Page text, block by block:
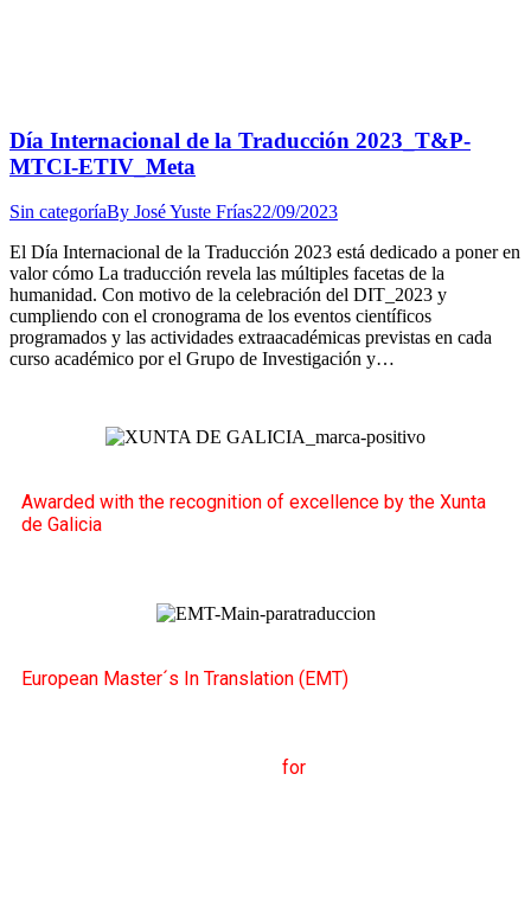
Día Internacional de la Traducción 2023_T&P-
MTCI-ETIV_Meta
Sin categoríaBy José Yuste Frías22/09/2023
El Día Internacional de la Traducción 2023 está dedicado a poner en
valor cómo La traducción revela las múltiples facetas de la
humanidad. Con motivo de la celebración del DIT_2023 y
cumpliendo con el cronograma de los eventos científicos
programados y las actividades extraacadémicas previstas en cada
curso académico por el Grupo de Investigación y…
Awarded with the recognition of excellence by the Xunta
de Galicia
European Master´s In Translation (EMT)
for